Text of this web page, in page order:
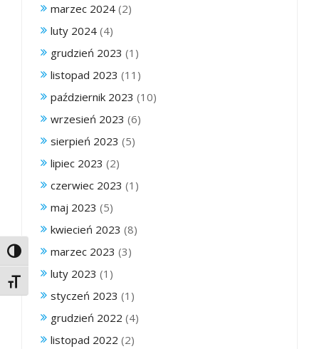
Toggle High Contrast
Toggle Font size
marzec 2024 (2)
luty 2024 (4)
grudzień 2023 (1)
listopad 2023 (11)
październik 2023 (10)
wrzesień 2023 (6)
sierpień 2023 (5)
lipiec 2023 (2)
czerwiec 2023 (1)
maj 2023 (5)
kwiecień 2023 (8)
marzec 2023 (3)
luty 2023 (1)
styczeń 2023 (1)
grudzień 2022 (4)
listopad 2022 (2)